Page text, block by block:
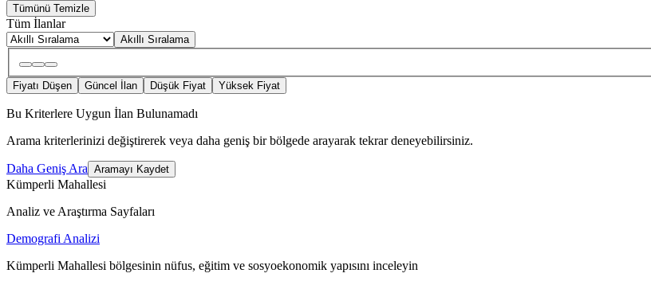
Tümünü Temizle
Tüm İlanlar
Akıllı Sıralama
Fiyatı Düşen Güncel İlan Düşük Fiyat Yüksek Fiyat
Bu Kriterlere Uygun İlan Bulunamadı
Arama kriterlerinizi değiştirerek veya daha geniş bir bölgede arayarak tekrar deneyebilirsiniz.
Daha Geniş Ara Aramayı Kaydet
Kümperli Mahallesi
Analiz ve Araştırma Sayfaları
Demografi Analizi
Kümperli Mahallesi bölgesinin nüfus, eğitim ve sosyoekonomik yapısını inceleyin